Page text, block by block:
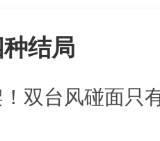
结局
双台风碰面只